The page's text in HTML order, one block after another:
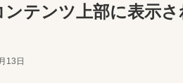
テンツ上部に表示
13日